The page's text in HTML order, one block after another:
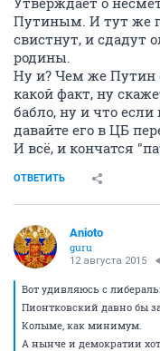
Путиным. И тут же
свистнут, и сдадут
родины.
Ну и? Чем же Путин
какой факт, ну
бабло, ну и что
давайте его в ЦБ
И всё, и кончатся
ОТВЕТИТЬ
Anioto
guru
12 августа 2015
Вот удивляюсь с
Пионтковский давно бы
Колыме, как минимум.
А нынче и демократии